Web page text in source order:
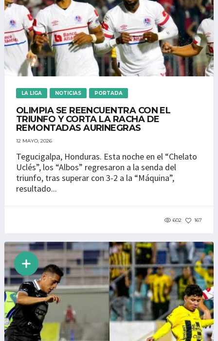
LA LIGA NOTICIAS PORTADA
OLIMPIA SE REENCUENTRA CON EL
TRIUNFO Y CORTA LA RACHA DE
REMONTADAS AURINEGRAS
12 MAYO, 2026
Tegucigalpa, Honduras. Esta noche en el “Chelato
Uclés”, los “Albos” regresaron a la senda del
triunfo, tras superar con 3-2 a la “Máquina”,
resultado...
602 167